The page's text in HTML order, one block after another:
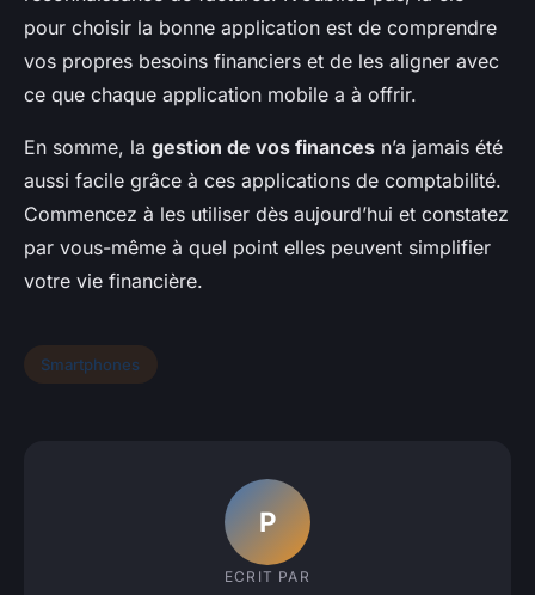
pour choisir la bonne application est de comprendre
vos propres besoins financiers et de les aligner avec
ce que chaque application mobile a à offrir.
En somme, la gestion de vos finances n’a jamais été
aussi facile grâce à ces applications de comptabilité.
Commencez à les utiliser dès aujourd’hui et constatez
par vous-même à quel point elles peuvent simplifier
votre vie financière.
Smartphones
P
ECRIT PAR